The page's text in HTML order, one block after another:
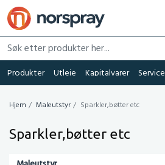
Søk etter produkter her...
Produkter Utleie Kapitalvarer Service
Hjem Maleutstyr Sparkler,bøtter etc
Sparkler,bøtter etc